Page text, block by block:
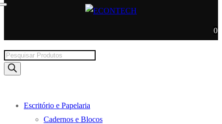
0
Products
search
Escritório e Papelaria
Cadernos e Blocos